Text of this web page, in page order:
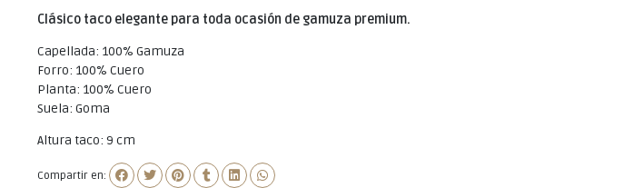
Clásico taco elegante para toda ocasión de gamuza premium.
Capellada: 100% Gamuza
Forro: 100% Cuero
Planta: 100% Cuero
Suela: Goma
Altura taco: 9 cm
Compartir en: